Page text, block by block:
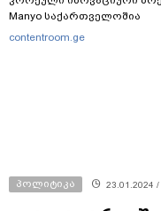
Manyo საქართველოშია
contentroom.ge
პოლიტიკა 23.01.2024 /